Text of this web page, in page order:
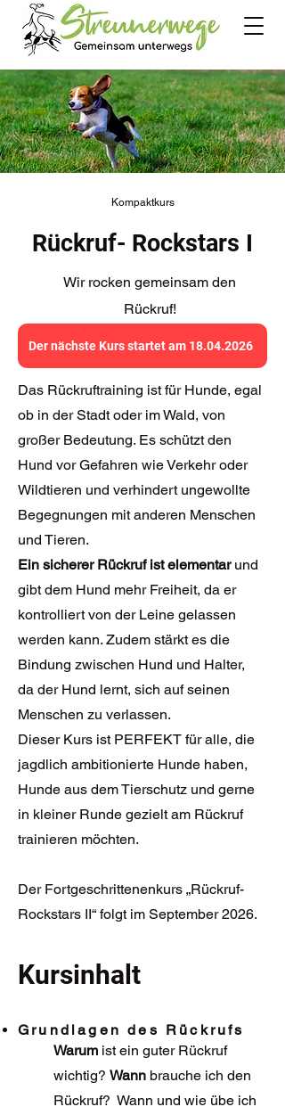
Kompaktkurs
Rückruf- Rockstars I
Wir rocken gemeinsam den
Rückruf!
Der nächste Kurs startet am 18.04.2026
Das Rückruftraining ist für Hunde, egal
ob in der Stadt oder im Wald, von
großer Bedeutung. Es schützt den
Hund vor Gefahren wie Verkehr oder
Wildtieren und verhindert ungewollte
Begegnungen mit anderen Menschen
und Tieren.
Ein sicherer Rückruf ist elementarund
gibt dem Hund mehr Freiheit, da er
kontrolliert von der Leine gelassen
werden kann. Zudem stärkt es die
Bindung zwischen Hund und Halter,
da der Hund lernt, sich auf seinen
Menschen zu verlassen.
Dieser Kurs ist PERFEKT für alle, die
jagdlich ambitionierte Hunde haben,
Hunde aus dem Tierschutz und gerne
in kleiner Runde gezielt am Rückruf
trainieren möchten.
Der Fortgeschrittenenkurs „Rückruf-
Rockstars II“ folgt im September 2026.
Kursinhalt
Grundlagen des Rückrufs
Warum ist ein guter Rückruf
wichtig? Wann brauche ich den
Rückruf? Wann und wie übe ich